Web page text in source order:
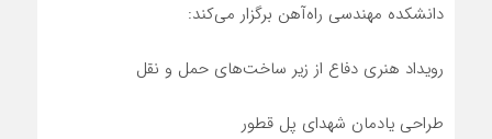
دانشکده مهندسی راه‌آهن برگزار می‌کند:
رویداد هنری دفاع از زیر ساخت‌های حمل و نقل
طراحی یادمان شهدای پل قطور